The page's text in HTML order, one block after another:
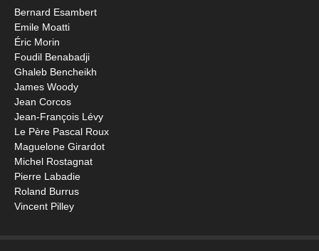
Bernard Esambert
Emile Moatti
Éric Morin
Foudil Benabadji
Ghaleb Bencheikh
James Woody
Jean Corcos
Jean-François Lévy
Le Père Pascal Roux
Maguelone Girardot
Michel Rostagnat
Pierre Labadie
Roland Burrus
Vincent Pilley